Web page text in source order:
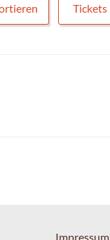
Tickets
Impressum